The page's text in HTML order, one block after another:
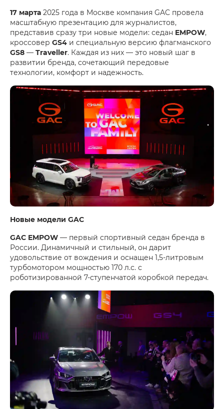
17 марта 2025 года в Москве компания GAC провела
масштабную презентацию для журналистов,
представив сразу три новые модели: седан EMPOW,
кроссовер GS4 и специальную версию флагманского
GS8 — Traveller. Каждая из них — это новый шаг в
развитии бренда, сочетающий передовые
технологии, комфорт и надежность.
Новые модели GAC
GAC EMPOW — первый спортивный седан бренда в
России. Динамичный и стильный, он дарит
удовольствие от вождения и оснащен 1,5-литровым
турбомотором мощностью 170 л.с. с
роботизированной 7-ступенчатой коробкой передач.